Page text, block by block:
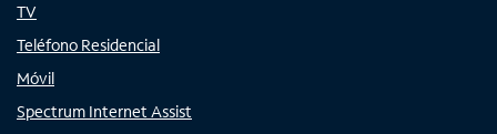
TV
Teléfono Residencial
Móvil
Spectrum Internet Assist